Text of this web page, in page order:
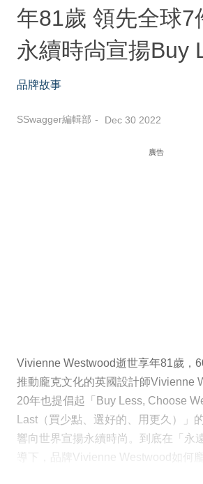
年81歲 領先全球7
永續時尙宣揚Buy
品牌故事
SSwagger編輯部 Dec 30 2022
廣告
Vivienne Westwood逝世享年81歲，
推動龐克文化的英國設計師Vivienne
20年也提倡起「Buy Less, Choose
Last（買少點、選好的、用更久）」
響向世界宣揚永續時尚。到底在「永
導下，品牌Vivienne Westwood如何